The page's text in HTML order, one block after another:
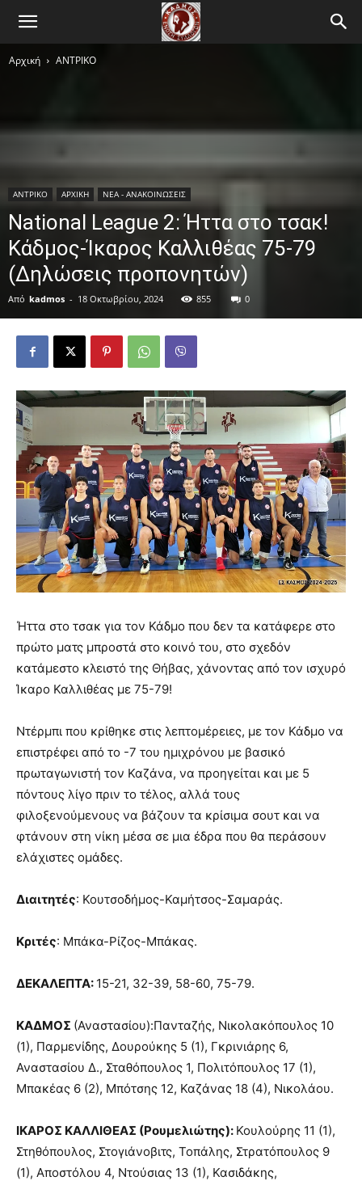
Αρχική ΑΝTΡΙΚΟ
ΑΝTΡΙΚΟ ΑΡΧΙΚΗ ΝΕΑ - ΑΝΑΚΟΙΝΩΣΕΙΣ
National League 2: Ήττα στο τσακ!
Κάδμος-Ίκαρος Καλλιθέας 75-79
(Δηλώσεις προπονητών)
Από kadmos - 18 Οκτωβρίου, 2024 855 0
Ήττα στο τσακ για τον Κάδμο που δεν τα κατάφερε στο
πρώτο ματς μπροστά στο κοινό του, στο σχεδόν
κατάμεστο κλειστό της Θήβας, χάνοντας από τον ισχυρό
Ίκαρο Καλλιθέας με 75-79!
Ντέρμπι που κρίθηκε στις λεπτομέρειες, με τον Κάδμο να
επιστρέφει από το -7 του ημιχρόνου με βασικό
πρωταγωνιστή τον Καζάνα, να προηγείται και με 5
πόντους λίγο πριν το τέλος, αλλά τους
φιλοξενούμενους να βάζουν τα κρίσιμα σουτ και να
φτάνουν στη νίκη μέσα σε μια έδρα που θα περάσουν
ελάχιστες ομάδες.
Διαιτητές: Κουτσοδήμος-Καμήτσος-Σαμαράς.
Κριτές: Μπάκα-Ρίζος-Μπάκας.
ΔΕΚΑΛΕΠΤΑ: 15-21, 32-39, 58-60, 75-79.
ΚΑΔΜΟΣ (Αναστασίου):Πανταζής, Νικολακόπουλος 10
(1), Παρμενίδης, Δουρούκης 5 (1), Γκρινιάρης 6,
Αναστασίου Δ., Σταθόπουλος 1, Πολιτόπουλος 17 (1),
Μπακέας 6 (2), Μπότσης 12, Καζάνας 18 (4), Νικολάου.
ΙΚΑΡΟΣ ΚΑΛΛΙΘΕΑΣ (Ρουμελιώτης): Κουλούρης 11 (1),
Στηθόπουλος, Στογιάνοβιτς, Τοπάλης, Στρατόπουλος 9
(1), Αποστόλου 4, Ντούσιας 13 (1), Κασιδάκης,